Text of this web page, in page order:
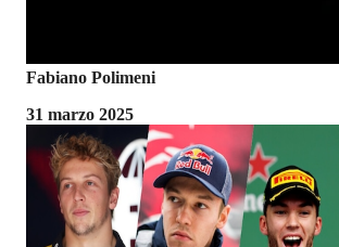
Fabiano Polimeni
31 marzo 2025